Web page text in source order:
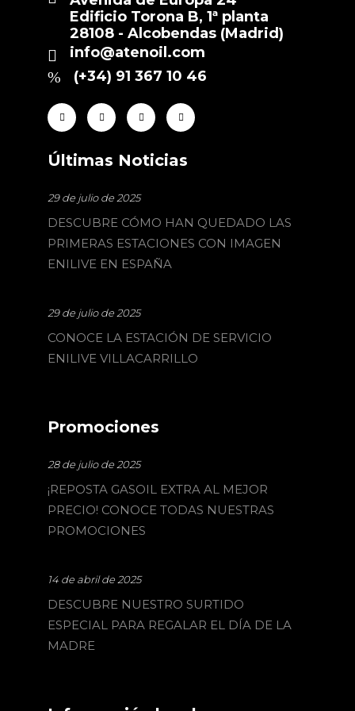
Edificio Torona B, 1ª planta
28108 - Alcobendas (Madrid)
info@atenoil.com
(+34) 91 367 10 46
Últimas Noticias
29 de julio de 2025
DESCUBRE CÓMO HAN QUEDADO LAS
PRIMERAS ESTACIONES CON IMAGEN
ENILIVE EN ESPAÑA
29 de julio de 2025
CONOCE LA ESTACIÓN DE SERVICIO
ENILIVE VILLACARRILLO
Promociones
28 de julio de 2025
¡REPOSTA GASOIL EXTRA AL MEJOR
PRECIO! CONOCE TODAS NUESTRAS
PROMOCIONES
14 de abril de 2025
DESCUBRE NUESTRO SURTIDO
ESPECIAL PARA REGALAR EL DÍA DE LA
MADRE